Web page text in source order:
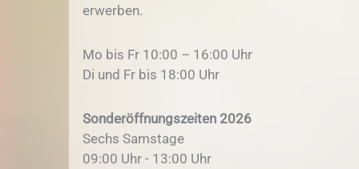
erwerben.
Mo bis Fr 10:00 – 16:00 Uhr
Di und Fr bis 18:00 Uhr
Sonderöffnungszeiten 2026
Sechs Samstage
09:00 Uhr - 13:00 Uhr